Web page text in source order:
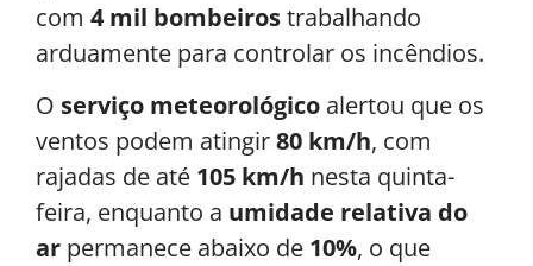
com 4 mil bombeirostrabalhando
arduamente para controlar os incêndios.
O serviço meteorológico alertou que os
ventos podem atingir80 km/h, com
rajadas de até 105 km/h nesta quinta-
feira, enquanto a umidade relativa do
ar permanece abaixo de 10%, o que